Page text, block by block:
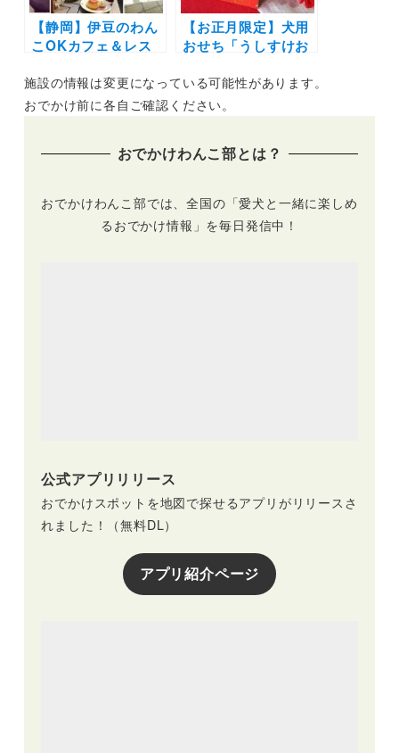
【静岡】伊豆のわん
こOKカフェ＆レス
自然豊かなロケーシ
ョン、ドッグラン併
【お正月限定】犬用
おせち「うしすけお
て販売！愛犬と年明
けを一緒にお祝いし
施設の情報は変更になっている可能性があります。
おでかけ前に各自ご確認ください。
おでかけわんこ部とは？
おでかけわんこ部では、全国の「愛犬と一緒に楽しめ
るおでかけ情報」を毎日発信中！
公式アプリリリース
おでかけスポットを地図で探せるアプリがリリースさ
れました！（無料DL）
アプリ紹介ページ